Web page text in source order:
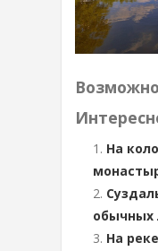
На
обычных
На